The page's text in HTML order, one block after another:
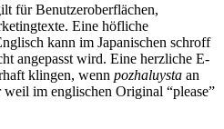
für Benutzeroberflächen,
Eine höfliche
kann im Japanischen schroff
angepasst wird. Eine herzliche E-
klingen, wenn pozhaluysta an
im englischen Original “please”